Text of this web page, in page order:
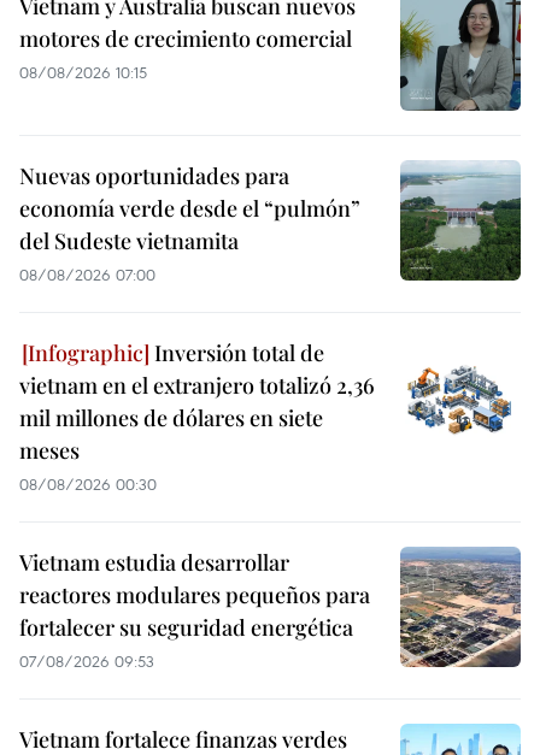
motores de crecimiento comercial
08/08/2026 10:15
Nuevas oportunidades para
economía verde desde el “pulmón”
del Sudeste vietnamita
08/08/2026 07:00
Inversión total de
vietnam en el extranjero totalizó 2,36
mil millones de dólares en siete
meses
08/08/2026 00:30
Vietnam estudia desarrollar
reactores modulares pequeños para
fortalecer su seguridad energética
07/08/2026 09:53
Vietnam fortalece finanzas verdes